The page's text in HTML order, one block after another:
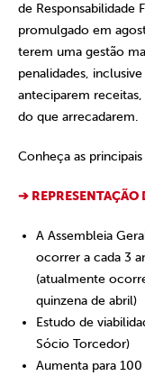
de Responsabilidade
promulgado em
terem uma gestão
penalidades,
anteciparem
do que arrecadarem.
Conheça as
➔ REPRESENTAÇÃO
A Assembleia
ocorrer a cada 3
(atualmente
quinzena de abril)
Estudo de
Sócio Torcedor)
Aumenta para